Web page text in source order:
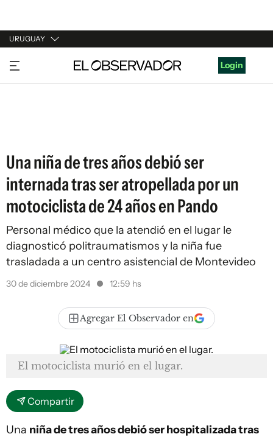
URUGUAY
URUGUAY
ARGENTINA
Login
Una niña de tres años debió ser
internada tras ser atropellada por un
motociclista de 24 años en Pando
Personal médico que la atendió en el lugar le
diagnosticó politraumatismos y la niña fue
trasladada a un centro asistencial de Montevideo
30 de diciembre 2024 12:59 hs
Agregar El Observador en
El motociclista murió en el lugar.
Compartir
Una niña de tres años debió ser hospitalizada tras